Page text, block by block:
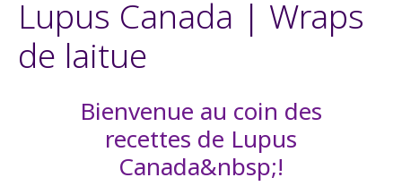
Lupus Canada | Wraps
de laitue
Bienvenue au coin des
recettes de Lupus
Canada&nbsp;!